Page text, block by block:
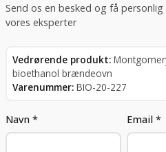
Send os en besked og få
vores eksperter
Vedrørende produkt:
bioethanol brændeovn
Varenummer: BIO-20-227
Navn * Email *